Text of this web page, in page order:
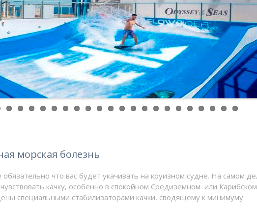
что вас будет укачивать на круизном судне. На самом
специальными стабилизаторами качки, сводящему к минимуму
ощущениями на борту, например в шторм, существует множество